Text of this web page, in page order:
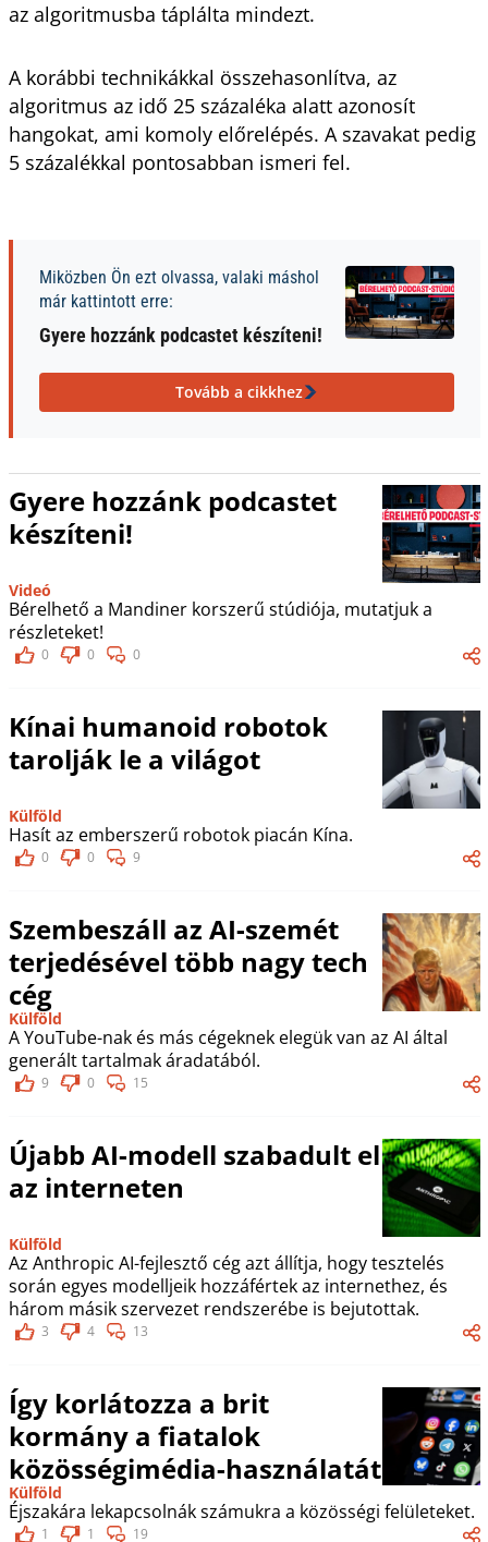
az algoritmusba táplálta mindezt.
A korábbi technikákkal összehasonlítva, az
algoritmus az idő 25 százaléka alatt azonosít
hangokat, ami komoly előrelépés. A szavakat pedig
5 százalékkal pontosabban ismeri fel.
Miközben Ön ezt olvassa, valaki máshol
már kattintott erre:
Gyere hozzánk podcastet készíteni!
Tovább a cikkhez
Gyere hozzánk podcastet
készíteni!
Videó
Bérelhető a Mandiner korszerű stúdiója, mutatjuk a
részleteket!
0 0 0
Kínai humanoid robotok
tarolják le a világot
Külföld
Hasít az emberszerű robotok piacán Kína.
0 0 9
Szembeszáll az AI-szemét
terjedésével több nagy tech
cég
Külföld
A YouTube-nak és más cégeknek elegük van az AI által
generált tartalmak áradatából.
9 0 15
Újabb AI-modell szabadult el
az interneten
Külföld
Az Anthropic AI-fejlesztő cég azt állítja, hogy tesztelés
során egyes modelljeik hozzáfértek az internethez, és
három másik szervezet rendszerébe is bejutottak.
3 4 13
Így korlátozza a brit
kormány a fiatalok
közösségimédia-használatát
Külföld
Éjszakára lekapcsolnák számukra a közösségi felületeket.
1 1 19